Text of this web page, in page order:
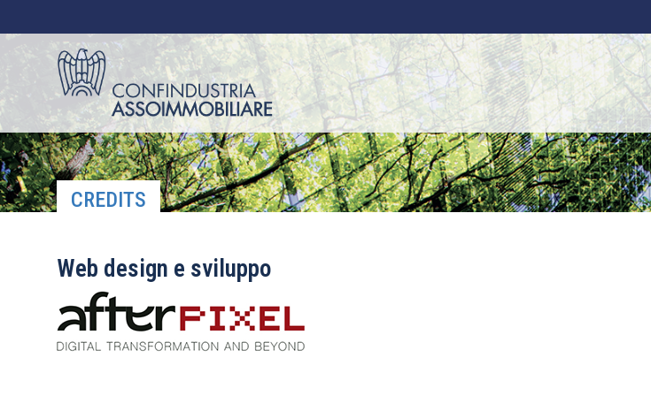
CREDITS
Web design e sviluppo